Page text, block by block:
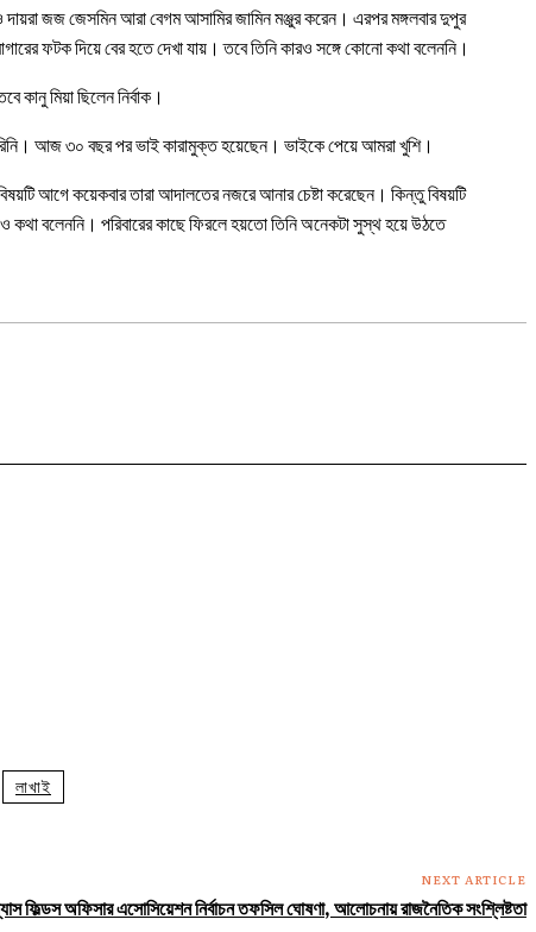
জজ জেসমিন আরা বেগম আসামির জামিন মঞ্জুর করেন। এরপর মঙ্গলবার দুপুর
ফটক দিয়ে বের হতে দেখা যায়। তবে তিনি কারও সঙ্গে কোনো কথা বলেননি।
কানু মিয়া ছিলেন নির্বাক।
আজ ৩০ বছর পর ভাই কারামুক্ত হয়েছেন। ভাইকে পেয়ে আমরা খুশি।
আগে কয়েকবার তারা আদালতের নজরে আনার চেষ্টা করেছেন। কিন্তু বিষয়টি
বলেননি। পরিবারের কাছে ফিরলে হয়তো তিনি অনেকটা সুস্থ হয়ে উঠতে
লাখাই
NEXT ARTICLE
ফিল্ডস অফিসার এসোসিয়েশন নির্বাচন তফসিল ঘোষণা, আলোচনায় রাজনৈতিক সংশ্লিষ্টতা